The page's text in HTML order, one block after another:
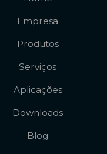
Empresa
Produtos
Serviços
Aplicações
Downloads
Blog